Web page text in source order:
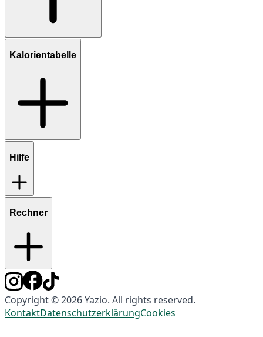
Kalorientabelle
Hilfe
Rechner
Copyright © 2026 Yazio. All rights reserved.
KontaktDatenschutzerklärungCookies